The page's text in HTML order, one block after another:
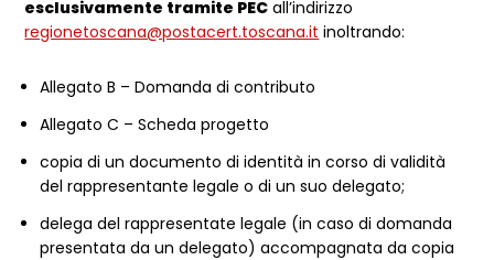
esclusivamente tramite PEC all’indirizzo
regionetoscana@postacert.toscana.it inoltrando:
Allegato B – Domanda di contributo
Allegato C – Scheda progetto
copia di un documento di identità in corso di validità
del rappresentante legale o di un suo delegato;
delega del rappresentate legale (in caso di domanda
presentata da un delegato) accompagnata da copia